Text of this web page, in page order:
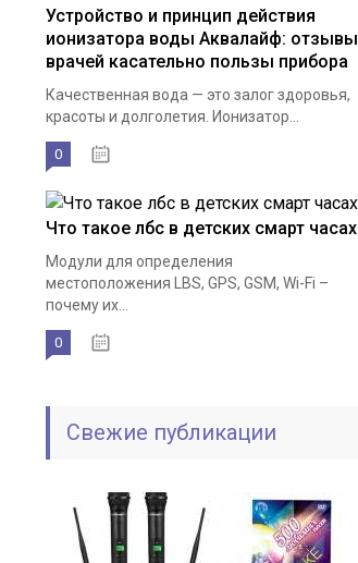
Устройство и принцип действия
ионизатора воды Аквалайф: отзывы
врачей касательно пользы прибора
Качественная вода — это залог здоровья,
красоты и долголетия. Ионизатор...
0
Что такое лбс в детских смарт часах
Модули для определения
местоположения LBS, GPS, GSM, Wi-Fi –
почему их...
0
Свежие публикации